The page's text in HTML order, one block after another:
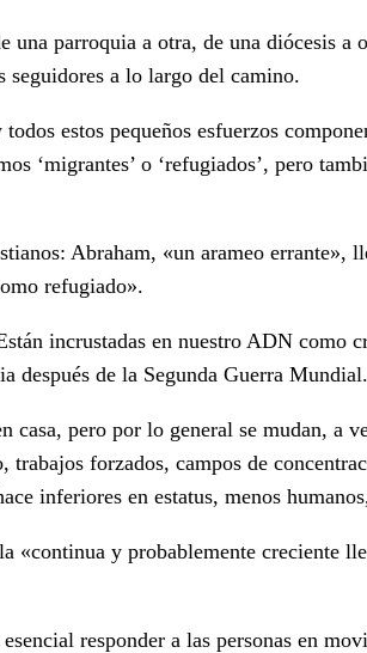
parroquia a otra, de una diócesis
a lo largo del camino.
estos pequeños esfuerzos
‘migrantes’ o ‘refugiados’, pero
Abraham, «un arameo errante»,
refugiado».
incrustadas en nuestro ADN como
después de la Segunda Guerra Mundial.
pero por lo general se mudan, a
forzados, campos de
inferiores en estatus, menos
y probablemente creciente
responder a las personas en